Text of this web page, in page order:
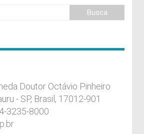
Doutor Octávio Pinheiro
- SP, Brasil, 17012-901
3235-8000